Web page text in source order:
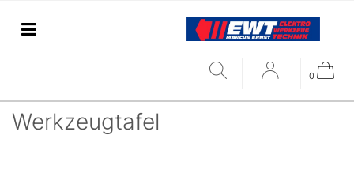
0
Werkzeugtafel